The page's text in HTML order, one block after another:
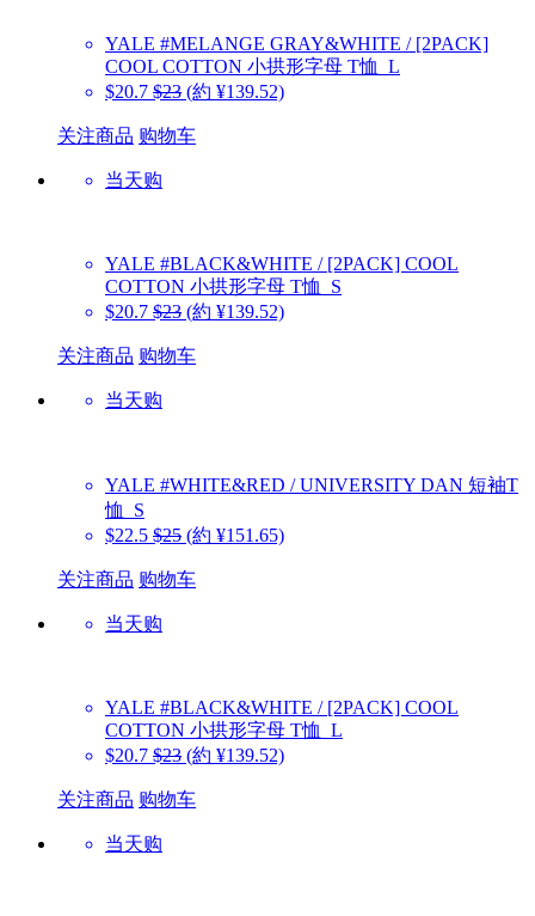
YALE #MELANGE GRAY&WHITE / [2PACK]
COOL COTTON 小拱形字母 T恤_L
$20.7 $23 (約 ¥139.52)
关注商品 购物车
当天购
YALE #BLACK&WHITE / [2PACK] COOL
COTTON 小拱形字母 T恤_S
$20.7 $23 (約 ¥139.52)
关注商品 购物车
当天购
YALE #WHITE&RED / UNIVERSITY DAN 短袖T
恤_S
$22.5 $25 (約 ¥151.65)
关注商品 购物车
当天购
YALE #BLACK&WHITE / [2PACK] COOL
COTTON 小拱形字母 T恤_L
$20.7 $23 (約 ¥139.52)
关注商品 购物车
当天购